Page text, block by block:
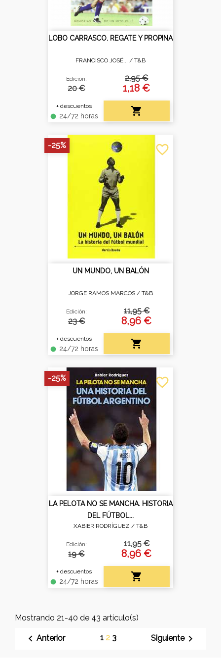
LOBO CARRASCO. REGATE Y PROPINA
FRANCISCO JOSÉ... / T&B
Edición:
20 €
+ descuentos
fiber_manual_record 24/72 horas
2,95 €
1,18 €

UN MUNDO, UN BALÓN
JORGE RAMOS MARCOS / T&B
Edición:
23 €
+ descuentos
fiber_manual_record 24/72 horas
11,95 €
8,96 €

favorite_border
-25%
LA PELOTA NO SE MANCHA. HISTORIA
DEL FÚTBOL...
XABIER RODRÍGUEZ / T&B
Edición:
19 €
+ descuentos
fiber_manual_record 24/72 horas
11,95 €
8,96 €

favorite_border
-25%
Mostrando 21-40 de 43 artículo(s)
 Anterior 1 2 3 Siguiente